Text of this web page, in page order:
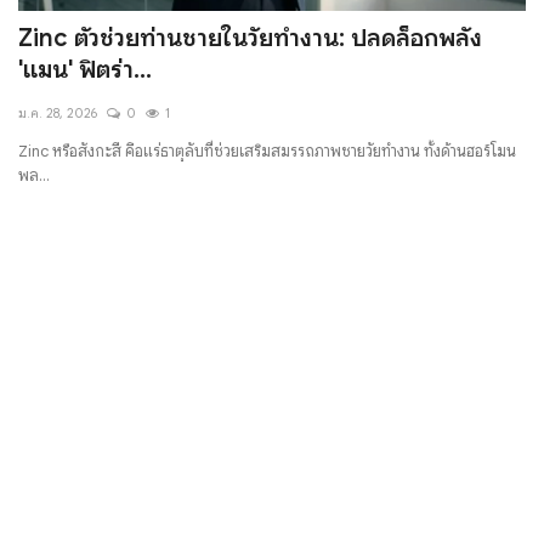
Zinc ตัวช่วยท่านชายในวัยทำงาน: ปลดล็อกพลัง
'แมน' ฟิตร่า...
ม.ค. 28, 2026 0 1
Zinc หรือสังกะสี คือแร่ธาตุลับที่ช่วยเสริมสมรรถภาพชายวัยทำงาน ทั้งด้านฮอร์โมน
พล...